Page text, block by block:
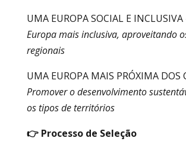
UMA EUROPA SOCIAL E INCLUSIVA
Europa mais inclusiva, aproveitando
regionais
UMA EUROPA MAIS PRÓXIMA DOS
Promover o desenvolvimento
os tipos de territórios
👉 Processo de Seleção